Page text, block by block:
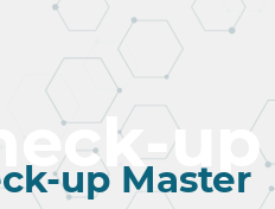
up
up Master